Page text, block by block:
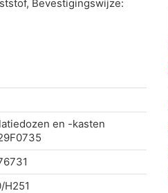
Bevestigingswijze:
en -kasten
H251